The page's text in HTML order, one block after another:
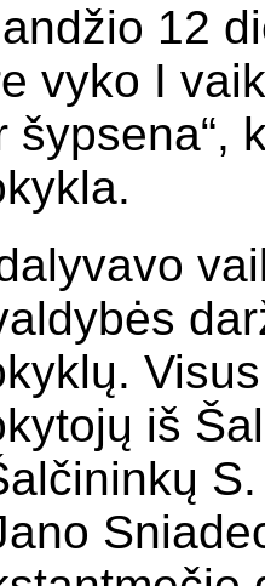
12
vyko I
šypsena“,
iš